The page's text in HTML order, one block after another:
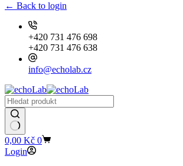
← Back to login
+420 731 476 698
+420 731 476 638
info@echolab.cz
Shopping
cart
0,00 Kč 0
Login